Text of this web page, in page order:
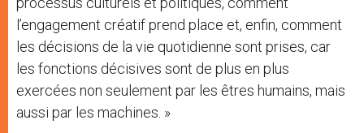
l’engagement créatif prend place et, enfin, comment
les décisions de la vie quotidienne sont prises, car
les fonctions décisives sont de plus en plus
exercées non seulement par les êtres humains, mais
aussi par les machines. »